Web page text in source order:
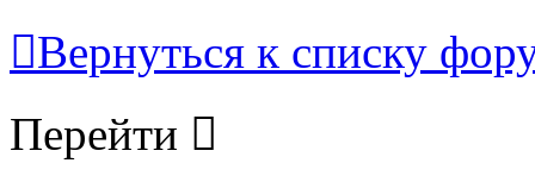
Вернуться к списку
Перейти